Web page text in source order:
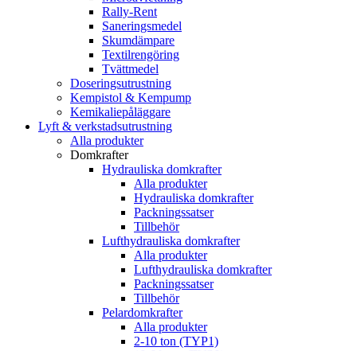
Rally-Rent
Saneringsmedel
Skumdämpare
Textilrengöring
Tvättmedel
Doseringsutrustning
Kempistol & Kempump
Kemikaliepåläggare
Lyft & verkstadsutrustning
Alla produkter
Domkrafter
Hydrauliska domkrafter
Alla produkter
Hydrauliska domkrafter
Packningssatser
Tillbehör
Lufthydrauliska domkrafter
Alla produkter
Lufthydrauliska domkrafter
Packningssatser
Tillbehör
Pelardomkrafter
Alla produkter
2-10 ton (TYP1)